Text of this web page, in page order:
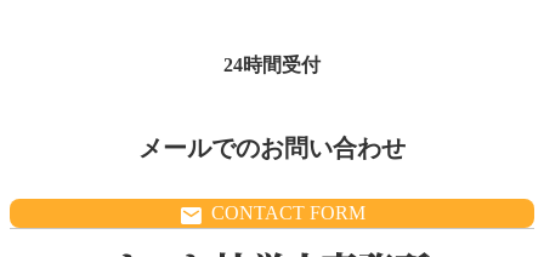
24時間受付
メールでのお問い合わせ
CONTACT FORM